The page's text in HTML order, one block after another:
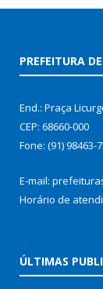
PREFEITURA
End.: Praça
CEP: 68660-000
Fone: (91) 98463-
E-mail:
Horário de
ÚLTIMAS